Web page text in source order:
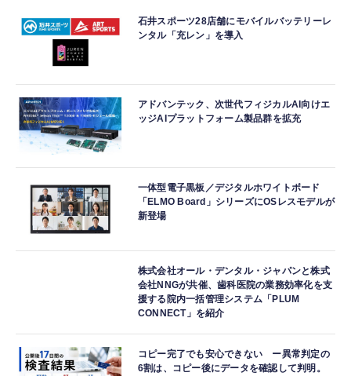
石井スポーツ28店舗にモバイルバッテリーレ
ンタル「充レン」を導入
アドバンテック、次世代フィジカルAI向けエ
ッジAIプラットフォーム製品群を拡充
一体型電子黒板／デジタルホワイトボード
「ELMO Board」シリーズにOSレスモデルが
新登場
株式会社オール・デンタル・ジャパンと株式
会社NNGが共催、歯科医院の業務効率化を支
援する院内一括管理システム「PLUM
CONNECT」を紹介
コピー完了でも安心できない ー異常判定の
6割は、コピー後にデータを確認して判明。